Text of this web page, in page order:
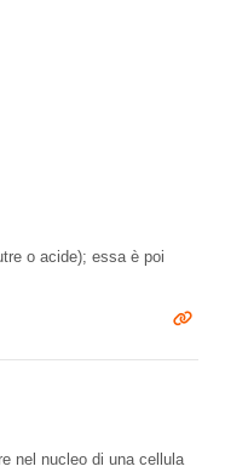
o acide); essa è poi
nel nucleo di una cellula